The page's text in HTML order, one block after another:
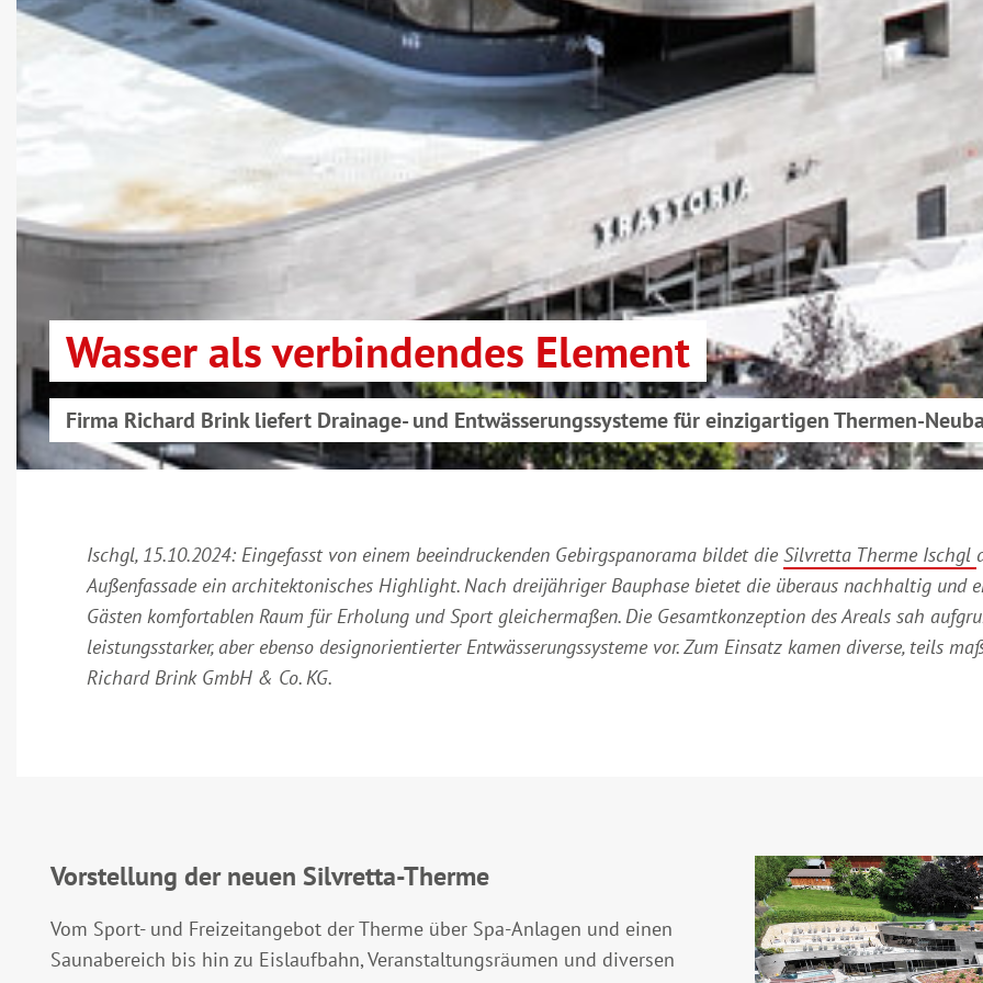
Wasser als verbindendes Element
Firma Richard Brink liefert Drainage- und Entwässerungssysteme für einzigartigen Thermen-
Ischgl, 15.10.2024: Eingefasst von einem beeindruckenden Gebirgspanorama bildet dieSilvretta Therme Ischgl
Außenfassade ein architektonisches Highlight. Nach dreijähriger Bauphase bietet die überaus nachhaltig und
Gästen komfortablen Raum für Erholung und Sport gleichermaßen. Die Gesamtkonzeption des Areals sah
leistungsstarker, aber ebenso designorientierter Entwässerungssysteme vor. Zum Einsatz kamen diverse, teils
Richard Brink GmbH & Co. KG.
Vorstellung der neuen Silvretta-Therme
Vom Sport- und Freizeitangebot der Therme über Spa-Anlagen und einen
Saunabereich bis hin zu Eislaufbahn, Veranstaltungsräumen und diversen